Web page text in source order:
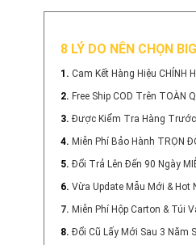
8 LÝ DO NÊN CHỌN
1. Cam Kết Hàng Hiệu CHÍNH
2. Free Ship COD Trên TOÀN
3. Được Kiểm Tra Hàng Trước
4. Miễn Phí Bảo Hành TRỌN
5. Đổi Trả Lên Đến 90 Ngày
6. Vừa Update Mẫu Mới & Hot
7. Miễn Phí Hộp Carton & Túi
8. Đổi Cũ Lấy Mới Sau 3 Năm